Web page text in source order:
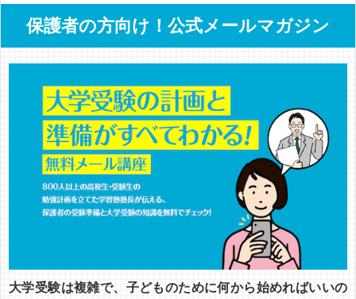
保護者の方向け！公式メールマガジン
大学受験は複雑で、子どものために何から始めればいいの